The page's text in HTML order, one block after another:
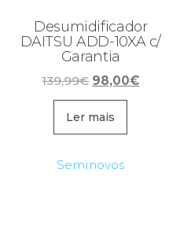
Desumidificador
DAITSU ADD-10XA c/
Garantia
139,99€ O
preço
original
era:
98,00€O
Ler mais
Seminovos